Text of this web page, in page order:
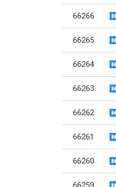
66266
66265
66264
66263
66262
66261
66260